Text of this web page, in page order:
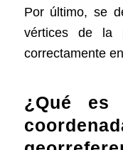
Por último, se
vértices de la
correctamente
¿Qué es